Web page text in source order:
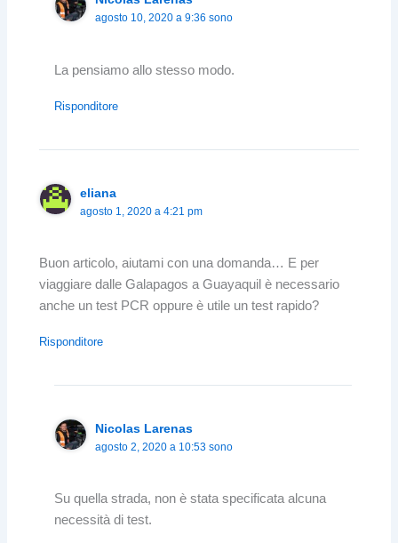
agosto 10, 2020 a 9:36 sono
La pensiamo allo stesso modo.
Risponditore
eliana
agosto 1, 2020 a 4:21 pm
Buon articolo, aiutami con una domanda… E per
viaggiare dalle Galapagos a Guayaquil è necessario
anche un test PCR oppure è utile un test rapido?
Risponditore
Nicolas Larenas
agosto 2, 2020 a 10:53 sono
Su quella strada, non è stata specificata alcuna
necessità di test.